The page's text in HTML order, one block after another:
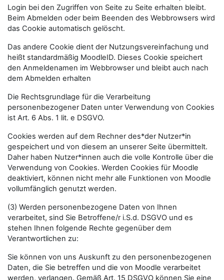
Login bei den Zugriffen von Seite zu Seite erhalten bleibt.
Beim Abmelden oder beim Beenden des Webbrowsers wird
das Cookie automatisch gelöscht.
Das andere Cookie dient der Nutzungsvereinfachung und
heißt standardmäßig MoodleID. Dieses Cookie speichert
den Anmeldenamen im Webbrowser und bleibt auch nach
dem Abmelden erhalten
Die Rechtsgrundlage für die Verarbeitung
personenbezogener Daten unter Verwendung von Cookies
ist Art. 6 Abs. 1 lit. e DSGVO.
Cookies werden auf dem Rechner des*der Nutzer*in
gespeichert und von diesem an unserer Seite übermittelt.
Daher haben Nutzer*innen auch die volle Kontrolle über die
Verwendung von Cookies. Werden Cookies für Moodle
deaktiviert, können nicht mehr alle Funktionen von Moodle
vollumfänglich genutzt werden.
(3) Werden personenbezogene Daten von Ihnen
verarbeitet, sind Sie Betroffene/r i.S.d. DSGVO und es
stehen Ihnen folgende Rechte gegenüber dem
Verantwortlichen zu:
Sie können von uns Auskunft zu den personenbezogenen
Daten, die Sie betreffen und die von Moodle verarbeitet
werden, verlangen. Gemäß Art. 15 DSGVO können Sie eine